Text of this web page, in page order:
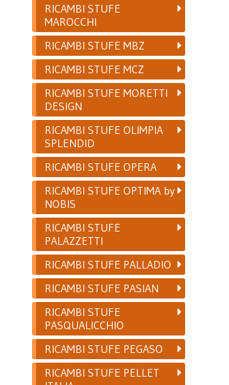
RICAMBI STUFE
MAROCCHI
RICAMBI STUFE MBZ
RICAMBI STUFE MCZ
RICAMBI STUFE MORETTI
DESIGN
RICAMBI STUFE OLIMPIA
SPLENDID
RICAMBI STUFE OPERA
RICAMBI STUFE OPTIMA by
NOBIS
RICAMBI STUFE
PALAZZETTI
RICAMBI STUFE PALLADIO
RICAMBI STUFE PASIAN
RICAMBI STUFE
PASQUALICCHIO
RICAMBI STUFE PEGASO
RICAMBI STUFE PELLET